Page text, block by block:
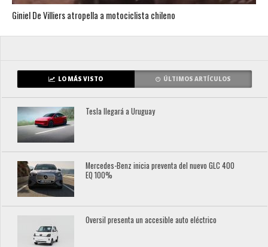
Giniel De Villiers atropella a motociclista chileno
LO MÁS VISTO ÚLTIMOS ARTÍCULOS
Tesla llegará a Uruguay
Mercedes-Benz inicia preventa del nuevo GLC 400
EQ 100%
Oversil presenta un accesible auto eléctrico